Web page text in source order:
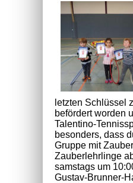
letzten Schlüssel
befördert worden
Talentino-
besonders, dass
Gruppe mit
Zauberlehrlinge
samstags um
Gustav-Brunner-